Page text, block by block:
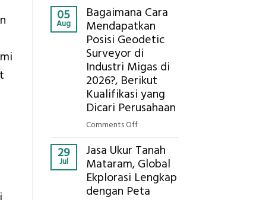
Estimasi
Biaya
Per
m²
untuk
Rumah
Sejuk
Tanpa
AC
Pemetaan
Drone
LiDAR
Mataram,
Global
Ekplorasi
Solusi
Pemetaan
05
Aug
Bagaimana Cara
Mendapatkan
Posisi Geodetic
Surveyor di
Industri Migas di
2026?, Berikut
Kualifikasi yang
Dicari Perusahaan
Comments Offon
Cara
Mendapatkan
Posisi
Geodetic
29
Jul
Jasa Ukur Tanah
Mataram, Global
Ekplorasi Lengkap
dengan Peta